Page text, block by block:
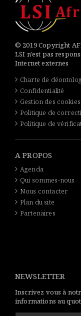
© 2019 Copyright
LSI n'est pas
Internet externes
Charte de
Confidentialité
Gestion des cookies
Politique de
Politique de
A PROPOS
Agenda
Qui sommes-nous
Nous contacter
Plan du site
Partenaires
NEWSLETTER
Inscrivez vous à
informations au